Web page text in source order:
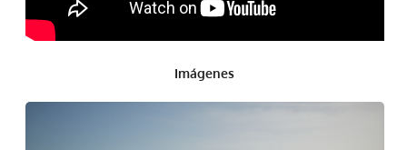
Imágenes